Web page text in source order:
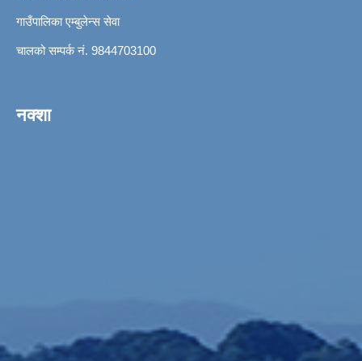
गाउँपालिका एम्बुलेन्स सेवा
चालको सम्पर्क नं. 9844703100
नक्शा